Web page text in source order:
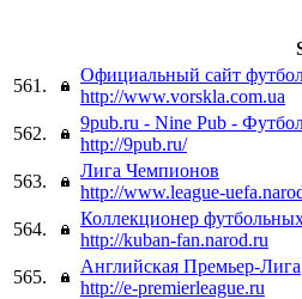
561.
Официальный сайт
http://www.vorskla.com.ua
562.
9pub.ru - Nine Pub -
http://9pub.ru/
563.
Лига Чемпионов
http://www.league-
564.
Коллекционер
http://kuban-fan.narod.ru
565.
Английская Премьер-Лига
http://e-premierleague.ru